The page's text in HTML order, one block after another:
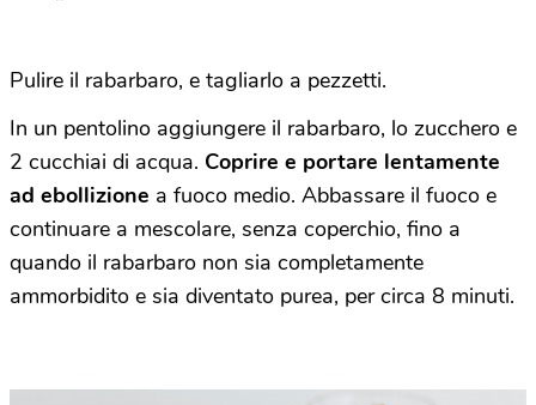
Pulire il rabarbaro, e tagliarlo a pezzetti.
In un pentolino aggiungere il rabarbaro, lo zucchero e
2 cucchiai di acqua. Coprire e portare lentamente
ad ebollizione a fuoco medio. Abbassare il fuoco e
continuare a mescolare, senza coperchio, fino a
quando il rabarbaro non sia completamente
ammorbidito e sia diventato purea, per circa 8 minuti.